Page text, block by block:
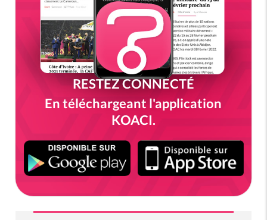
RESTEZ CONNECTÉ
En téléchargeant l'application
KOACI.